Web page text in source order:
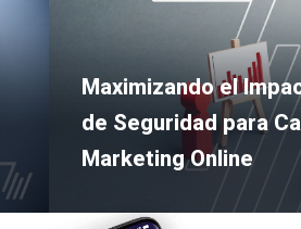
Maximizando el
de Seguridad para
Marketing Online